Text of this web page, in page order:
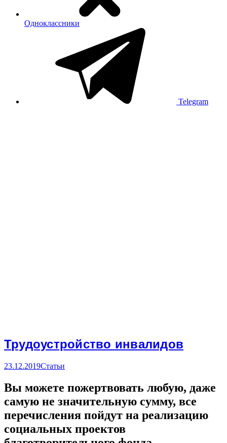
Одноклассники
Telegram
Трудоустройство инвалидов
23.12.2019Статьи
Вы можете пожертвовать любую, даже
самую не значительную сумму, все
перечисления пойдут на реализацию
социальных проектов